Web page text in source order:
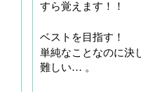
すら覚えます！！
ベストを目指す！
単純なことなのに決
難しい… 。